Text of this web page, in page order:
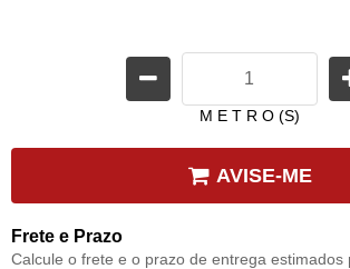
M E T R O (S)
AVISE-ME
Frete e Prazo
Calcule o frete e o prazo de entrega estimados